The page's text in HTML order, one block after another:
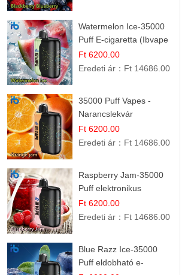
Watermelon Ice-35000
Puff E-cigaretta (Ibvape
Bar)
Ft 6200.00
Eredeti ár： Ft 14686.00
35000 Puff Vapes -
Narancslekvár
Ft 6200.00
Eredeti ár： Ft 14686.00
Raspberry Jam-35000
Puff elektronikus
cigaretta (Ibvape Bar)
Ft 6200.00
Eredeti ár： Ft 14686.00
Blue Razz Ice-35000
Puff eldobható e-